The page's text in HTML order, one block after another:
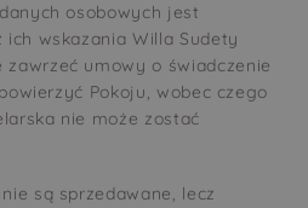
osobowych jest
wskazania Willa Sudety
umowy o świadczenie
Pokoju, wobec czego
nie może zostać
są sprzedawane, lecz